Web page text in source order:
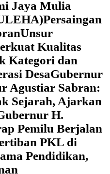
Jaya Mulia
Persaingan
Unsur
Kualitas
Kategori dan
Desa‎Gubernur
Agustiar Sabran:
Sejarah, Ajarkan
H.
Pemilu Berjalan
PKL di
Pendidikan,